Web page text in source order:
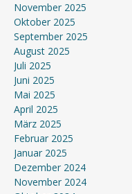
November 2025
Oktober 2025
September 2025
August 2025
Juli 2025
Juni 2025
Mai 2025
April 2025
März 2025
Februar 2025
Januar 2025
Dezember 2024
November 2024